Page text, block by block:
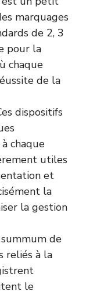
marquages
de 2, 3
pour la
chaque
de la
dispositifs
chaque
utiles
et
la
la gestion
summum de
reliés à la
le